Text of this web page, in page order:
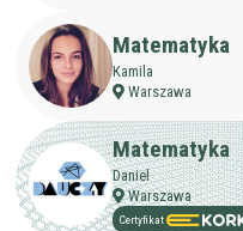
Matematyka
Kamila
Warszawa
Matematyka
Daniel
Warszawa
Certyfikat